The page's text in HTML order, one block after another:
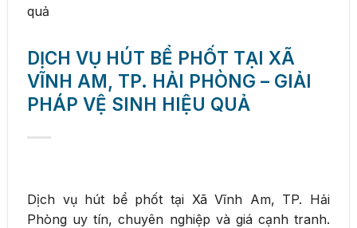
quả
DỊCH VỤ HÚT BỂ PHỐT TẠI XÃ
VĨNH AM, TP. HẢI PHÒNG – GIẢI
PHÁP VỆ SINH HIỆU QUẢ
Dịch vụ hút bể phốt tại Xã Vĩnh Am, TP. Hải
Phòng uy tín, chuyên nghiệp và giá cạnh tranh.